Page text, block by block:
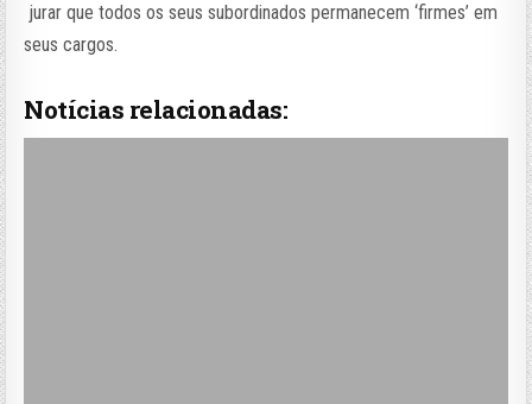
jurar que todos os seus subordinados permanecem ‘firmes’ em
seus cargos.
Notícias relacionadas: